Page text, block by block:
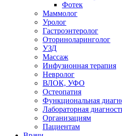
Фотек
Маммолог
Уролог
Гастроэнтеролог
Оториноларинголог
УЗД
Массаж
Инфузионная терапия
Невролог
ВЛОК, УФО
Остеопатия
Функциональная
Лабораторная
Организациям
Пациентам